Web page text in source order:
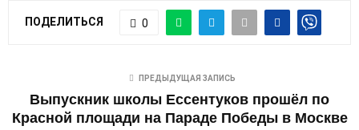
ПОДЕЛИТЬСЯ 0
ПРЕДЫДУЩАЯ ЗАПИСЬ
Выпускник школы Ессентуков прошёл по
Красной площади на Параде Победы в Москве